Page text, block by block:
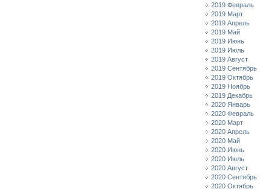
2019 Февраль
2019 Март
2019 Апрель
2019 Май
2019 Июнь
2019 Июль
2019 Август
2019 Сентябрь
2019 Октябрь
2019 Ноябрь
2019 Декабрь
2020 Январь
2020 Февраль
2020 Март
2020 Апрель
2020 Май
2020 Июнь
2020 Июль
2020 Август
2020 Сентябрь
2020 Октябрь